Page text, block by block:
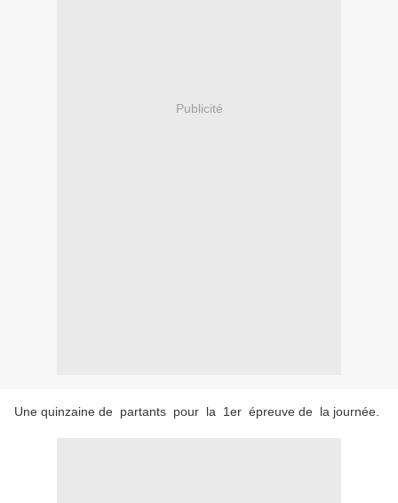
Publicité
Une quinzaine de partants pour la 1er épreuve de la journée.